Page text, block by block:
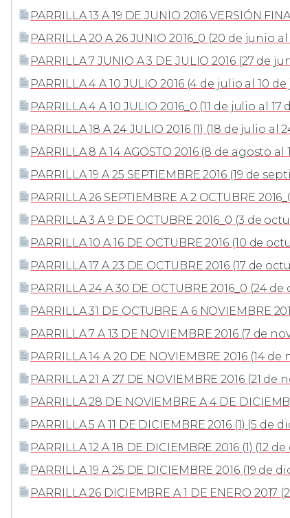
PARRILLA 13 A 19 DE JUNIO 2016 VERSIÓN
PARRILLA 20 A 26 JUNIO 2016_0 (20 de junio
PARRILLA 7 JUNIO A 3 DE JULIO 2016 (27 de
PARRILLA 4 A 10 JULIO 2016 (4 de julio al 10
PARRILLA 4 A 10 JULIO 2016_0 (11 de julio al 17
PARRILLA 18 A 24 JULIO 2016 (1) (18 de julio al
PARRILLA 8 A 14 AGOSTO 2016 (8 de agosto
PARRILLA 19 A 25 SEPTIEMBRE 2016 (19 de
PARRILLA 26 SEPTIEMBRE A 2 OCTUBRE
PARRILLA 3 A 9 DE OCTUBRE 2016_0 (3 de
PARRILLA 10 A 16 DE OCTUBRE 2016 (10 de
PARRILLA 17 A 23 DE OCTUBRE 2016 (17 de
PARRILLA 24 A 30 DE OCTUBRE 2016_0 (24
PARRILLA 31 DE OCTUBRE A 6 NOVIEMBRE
PARRILLA 7 A 13 DE NOVIEMBRE 2016 (7 de
PARRILLA 14 A 20 DE NOVIEMBRE 2016 (14
PARRILLA 21 A 27 DE NOVIEMBRE 2016 (21
PARRILLA 28 DE NOVIEMBRE A 4 DE
PARRILLA 5 A 11 DE DICIEMBRE 2016 (1) (5
PARRILLA 12 A 18 DE DICIEMBRE 2016 (1) (12
PARRILLA 19 A 25 DE DICIEMBRE 2016 (19
PARRILLA 26 DICIEMBRE A 1 DE ENERO 2017